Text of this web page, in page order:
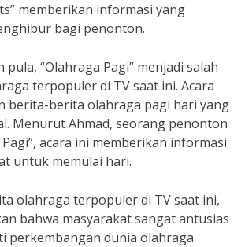
memberikan informasi yang
bagi penonton.
“Olahraga Pagi” menjadi salah
terpopuler di TV saat ini. Acara
berita-berita olahraga pagi hari yang
Menurut Ahmad, seorang penonton
acara ini memberikan informasi
untuk memulai hari.
olahraga terpopuler di TV saat ini,
bahwa masyarakat sangat antusias
perkembangan dunia olahraga.